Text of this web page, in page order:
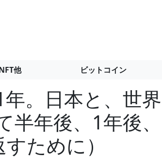
他 ビットコイン
。日本と、世界
年後、1年後、
ために）